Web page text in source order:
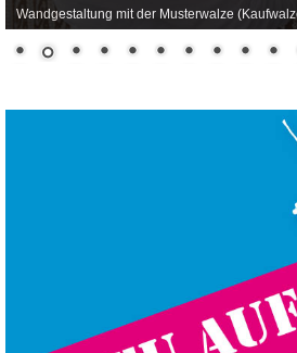
Bordüre für die Wand. (Leihmuster Nr. 1190